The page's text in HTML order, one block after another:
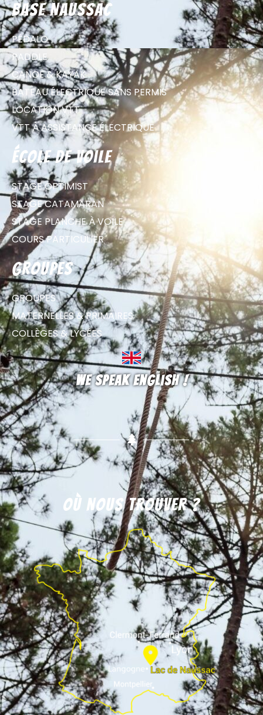
Base Naussac
PÉDALO
PADDLE
CANOË & KAYAK
BATEAU ÉLECTRIQUE SANS PERMIS
LOCATION VTT
VTT À ASSISTANCE ÉLECTRIQUE
école de voile
STAGE OPTIMIST
STAGE CATAMARAN
STAGE PLANCHE À VOILE
COURS PARTICULIER
groupes
GROUPES
MATERNELLES & PRIMAIRES
COLLÈGES & LYCÉES
We speak english !
Où nous trouver ?